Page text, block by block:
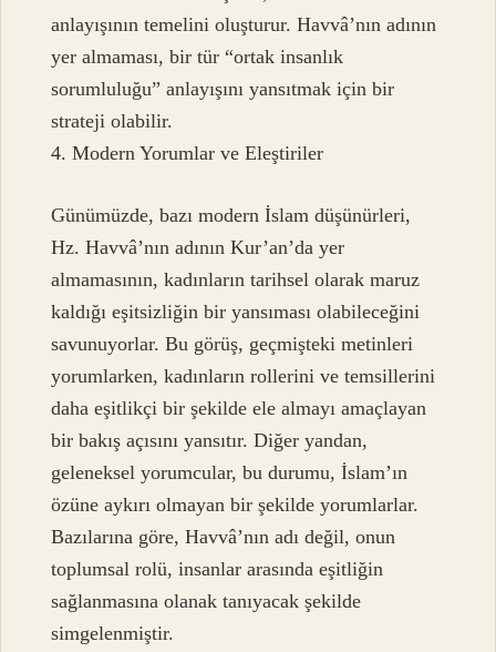
anlayışının temelini oluşturur. Havvâ’nın adının
yer almaması, bir tür “ortak insanlık
sorumluluğu” anlayışını yansıtmak için bir
strateji olabilir.
4. Modern Yorumlar ve Eleştiriler
Günümüzde, bazı modern İslam düşünürleri,
Hz. Havvâ’nın adının Kur’an’da yer
almamasının, kadınların tarihsel olarak maruz
kaldığı eşitsizliğin bir yansıması olabileceğini
savunuyorlar. Bu görüş, geçmişteki metinleri
yorumlarken, kadınların rollerini ve temsillerini
daha eşitlikçi bir şekilde ele almayı amaçlayan
bir bakış açısını yansıtır. Diğer yandan,
geleneksel yorumcular, bu durumu, İslam’ın
özüne aykırı olmayan bir şekilde yorumlarlar.
Bazılarına göre, Havvâ’nın adı değil, onun
toplumsal rolü, insanlar arasında eşitliğin
sağlanmasına olanak tanıyacak şekilde
simgelenmiştir.